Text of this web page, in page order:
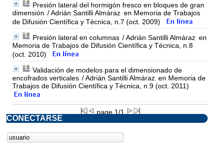
Presión lateral del hormigón fresco en bloques de gran
dimensión / Adrián Santilli Almáraz en Memoria de Trabajos
de Difusión Científica y Técnica, n.7 (oct. 2009)
Presión lateral en columnas / Adrián Santilli Almáraz en
Memoria de Trabajos de Difusión Científica y Técnica, n.8
(oct. 2010)
Validación de modelos para el dimensionado de
encofrados verticales / Adrián Santilli Almáraz en Memoria de
Trabajos de Difusión Científica y Técnica, n.9 (oct. 2011)
page 1/1
CONECTARSE